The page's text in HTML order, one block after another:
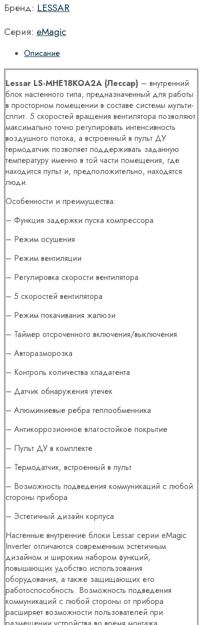
Бренд: LESSAR
Серия: eMagic
Описание
Lessar LS-MHE18KOA2A (Лессар) – внутренний
блок настенного типа, предназначенный для работы
в просторном помещении в составе системы мульти-
сплит. 5 скоростей вращения вентилятора позволяют
максимально точно регулировать интенсивность
воздушного потока, а встроенный в пульт ДУ
термодатчик позволяет поддерживать заданную
температуру именно в той части помещения, где
находится пульт и, предположительно, находятся
люди.
Особенности и преимущества:
– Функция задержки пуска компрессора
– Режим осушения
– Режим вентиляции
– Регулировка скорости вентилятора
– 5 скоростей вентилятора
– Режим покачивания жалюзи
– Таймер отсроченного включения/выключения
– Авторазморозка
– Контроль количества хладагента
– Датчик обнаружения утечек
– Алюминиевые ребра теплообменника
– Антикоррозионное влагостойкое покрытие
– Пульт ДУ в комплекте
– Термодатчик, встроенный в пульт
– Возможность подведения коммуникаций с любой
стороны прибора
– Эстетичный дизайн корпуса
Настенные внутренние блоки Lessar серии eMagic
Inverter отличаются современным эстетичным
дизайном и широким набором функций,
повышающих удобство использования
оборудования, а также защищающих его
работоспособность. Возможность подведения
коммуникаций с любой стороны от прибора
расширяет возможности пользователей при